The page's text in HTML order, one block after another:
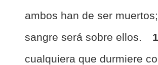
ambos han de ser
sangre será sobre ellos.
cualquiera que durmiere